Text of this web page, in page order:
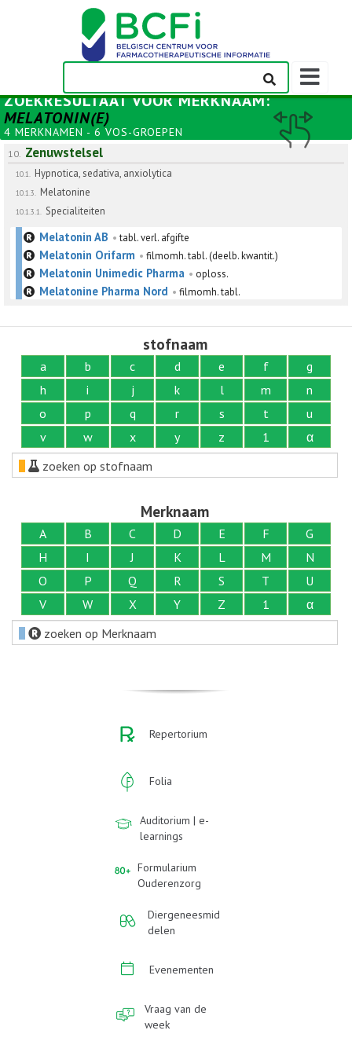
ZOEKRESULTAAT VOORMERKNAAM:
MELATONIN(E)
4 MERKNAMEN - 6 VOS-GROEPEN
10. Zenuwstelsel
10.1. Hypnotica, sedativa, anxiolytica
10.1.3. Melatonine
10.1.3.1. Specialiteiten
Melatonin AB •tabl. verl. afgifte
Melatonin Orifarm • filmomh. tabl. (deelb. kwantit.)
Melatonin Unimedic Pharma • oploss.
Melatonine Pharma Nord • filmomh. tabl.
stofnaam
a b c d e f
g
h
i j k l m
n
o
p q r s t
u
v
w x y z 1
α
zoeken op stofnaam
Merknaam
A B C D E F
G
H
I J K L M
N
O
P Q R S T
U
V
W X Y Z 1
α
zoeken op Merknaam
Repertorium
Folia
Auditorium | e-
learnings
Formularium
Ouderenzorg
Diergeneesmid
delen
Evenementen
Vraag van de
week